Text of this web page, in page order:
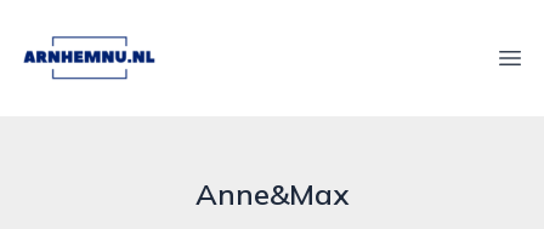
arnhemnu.nl
Anne&Max